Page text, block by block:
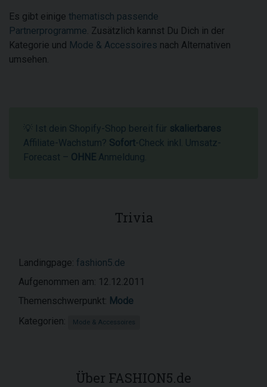
Es gibt einige thematisch passende
Partnerprogramme. Zusätzlich kannst Du Dich in der
Kategorie und Mode & Accessoires nach Alternativen
umsehen.
💡 Ist dein Shopify-Shop bereit für skalierbares
Affiliate-Wachstum? Sofort-Check inkl. Umsatz-
Forecast – OHNE Anmeldung.
Trivia
Landingpage: fashion5.de
Aufgenommen am: 12.12.2011
Themenschwerpunkt: Mode
Kategorien:
Mode & Accessoires
Über FASHION5.de